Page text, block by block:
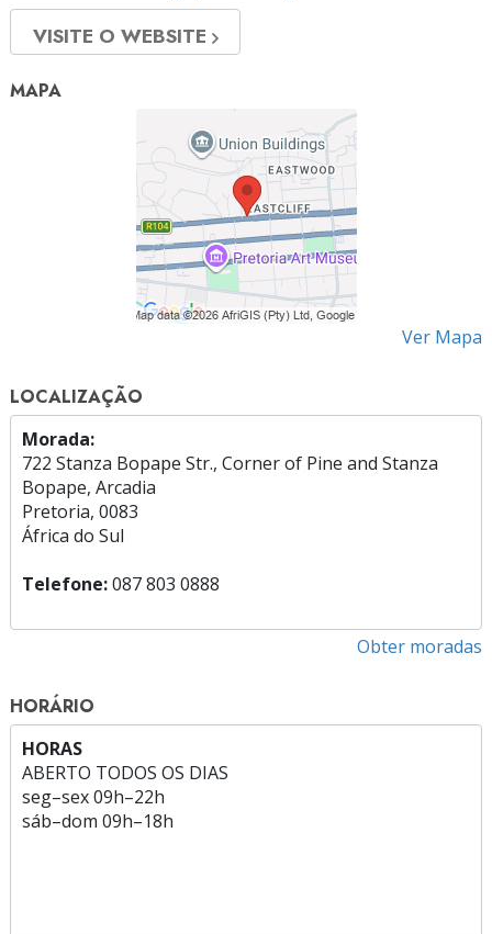
VISITE O WEBSITE
MAPA
Ver Mapa
LOCALIZAÇÃO
Morada:
722 Stanza Bopape Str., Corner of Pine and Stanza
Bopape, Arcadia
Pretoria, 0083
África do Sul
Telefone:087 803 0888
Obter moradas
HORÁRIO
HORAS
ABERTO TODOS OS DIAS
seg–sex09h–22h
sáb–dom 09h–18h